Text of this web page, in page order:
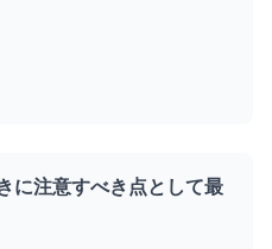
に注意すべき点として最